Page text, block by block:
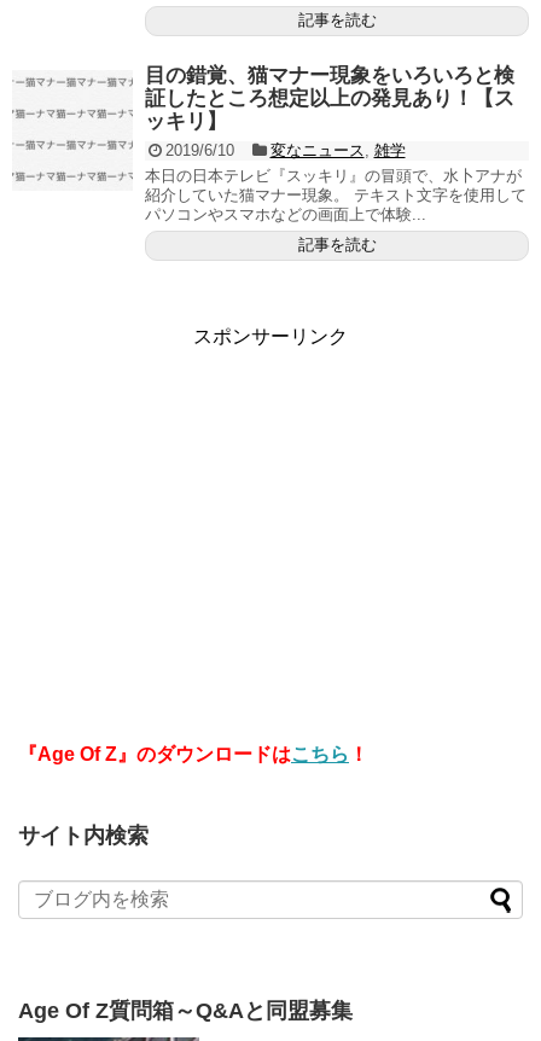
記事を読む
目の錯覚、猫マナー現象をいろいろと検
証したところ想定以上の発見あり！【ス
ッキリ】
2019/6/10 変なニュース
雑学
本日の日本テレビ『スッキリ』の冒頭で、水卜アナが
紹介していた猫マナー現象。 テキスト文字を使用して
パソコンやスマホなどの画面上で体験...
記事を読む
スポンサーリンク
『Age Of Z』のダウンロードはこちら ！
サイト内検索
Age Of Z質問箱～Q&Aと同盟募集